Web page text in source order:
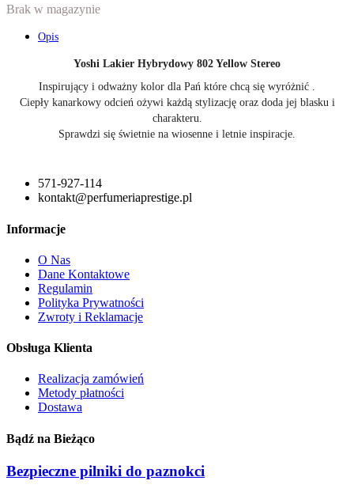
Brak w magazynie
Opis
Yoshi Lakier Hybrydowy 802 Yellow Stereo
Inspirujący i odważny kolor dla Pań które chcą się wyróżnić .
Ciepły kanarkowy odcień ożywi każdą stylizację oraz doda jej blasku i
charakteru.
Sprawdzi się świetnie na wiosenne i letnie inspiracje.
571-927-114
kontakt@perfumeriaprestige.pl
Informacje
O Nas
Dane Kontaktowe
Regulamin
Polityka Prywatności
Zwroty i Reklamacje
Obsługa Klienta
Realizacja zamówień
Metody płatności
Dostawa
Bądź na Bieżąco
Bezpieczne pilniki do paznokci